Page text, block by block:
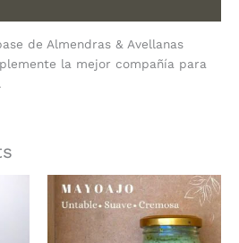
de Almendras & Avellanas
la mejor compañía para